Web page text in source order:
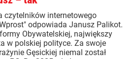
czytelników internetowego
odpowiada Janusz Palikot.
Obywatelskiej, największy
w polskiej polityce. Za swoje
Gęsickiej niemal został